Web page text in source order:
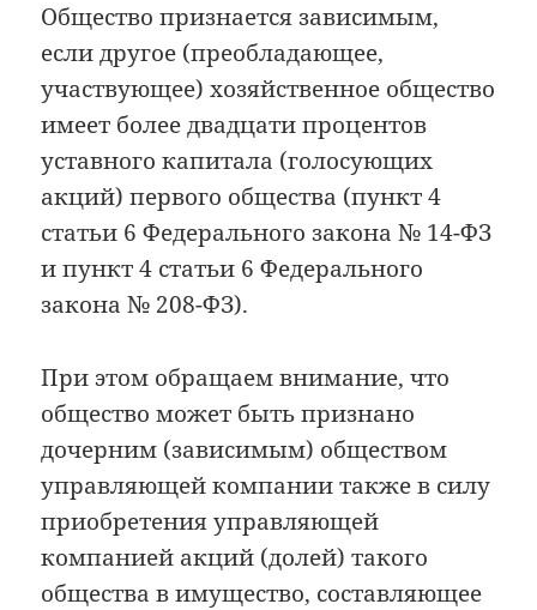
Общество признается зависимым,
если другое (преобладающее,
участвующее) хозяйственное общество
имеет более двадцати процентов
уставного капитала (голосующих
акций) первого общества (пункт 4
статьи 6 Федерального закона № 14-ФЗ
и пункт 4 статьи 6 Федерального
закона № 208-ФЗ).
При этом обращаем внимание, что
общество может быть признано
дочерним (зависимым) обществом
управляющей компании также в силу
приобретения управляющей
компанией акций (долей) такого
общества в имущество, составляющее